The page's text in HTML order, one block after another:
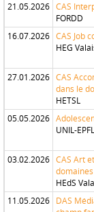
21.05.2026 CAS
FORDD
16.07.2026 CAS Job
HEG
27.01.2026 CAS
dans le
HETSL
05.05.2026
UNIL-EPFL
03.02.2026 CAS Art
HEdS
11.05.2026 DAS